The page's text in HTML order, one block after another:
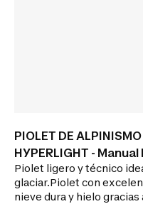
PIOLET DE
HYPERLIGHT -
Piolet ligero y técnico
glaciar.Piolet con
nieve dura y hielo gracias